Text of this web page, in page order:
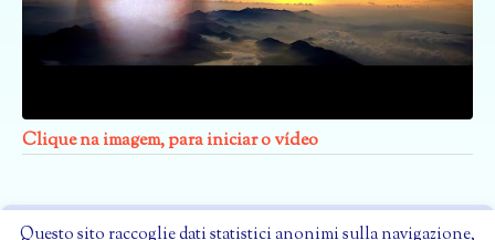
Clique na imagem, para iniciar o vídeo